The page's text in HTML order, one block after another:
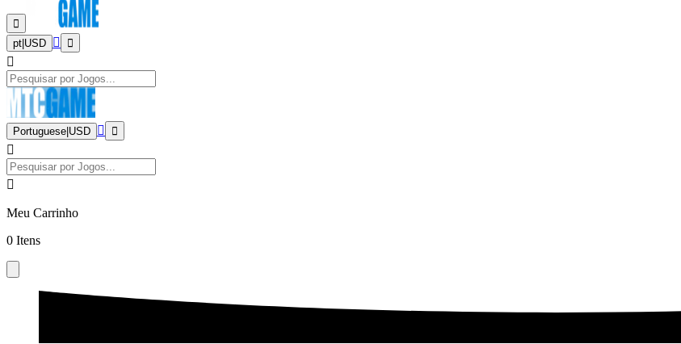
pt USD
Portuguese USD
Meu Carrinho
0 Itens